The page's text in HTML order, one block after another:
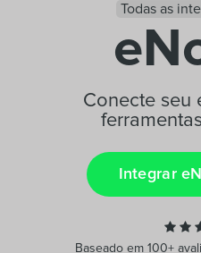
Todas as
Conecte seu
Integrar
Baseado em 100+